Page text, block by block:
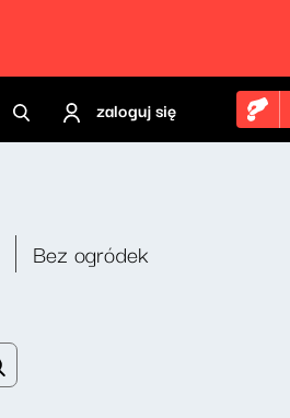
zaloguj się
Bez ogródek